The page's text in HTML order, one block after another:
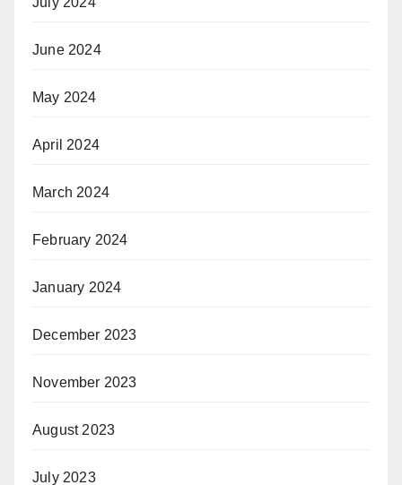
June 2024
May 2024
April 2024
March 2024
February 2024
January 2024
December 2023
November 2023
August 2023
July 2023